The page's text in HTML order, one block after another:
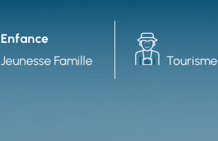
Enfance
Jeunesse Famille
Tourisme